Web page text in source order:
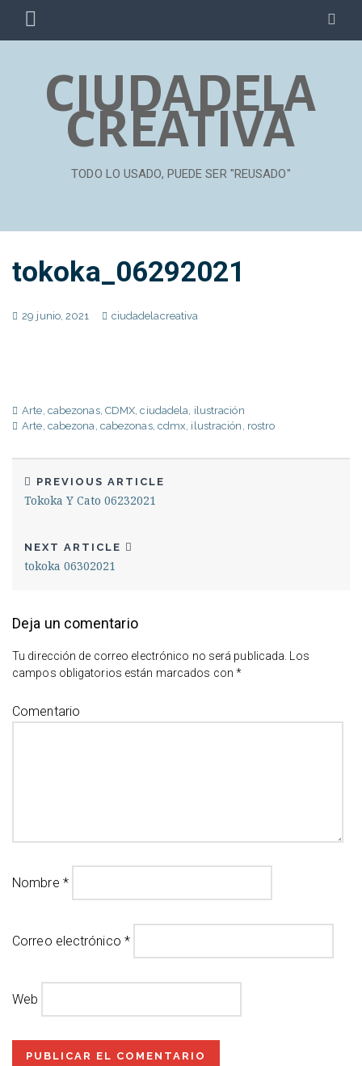
MENU
CIUDADELA
CREATIVA
TODO LO USADO, PUEDE SER "REUSADO"
tokoka_06292021
29 junio, 2021 ciudadelacreativa
Arte cabezonas, CDMX ,ciudadela ilustración
Arte cabezona cabezonas, cdmx ilustración rostro
PREVIOUS ARTICLE
Tokoka Y Cato 06232021
NEXT ARTICLE
tokoka 06302021
Deja un comentario
Tu dirección de correo electrónico no será publicada. Los
campos obligatorios están marcados con *
Comentario
Nombre *
Correo electrónico *
Web